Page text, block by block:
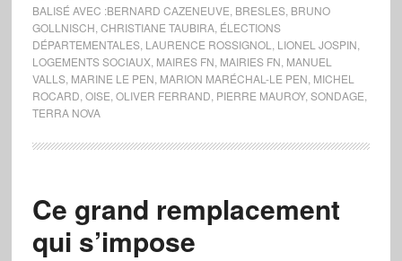
BALISÉ AVEC :BERNARD CAZENEUVE BRESLES, BRUNO
GOLLNISCH CHRISTIANE TAUBIRA, ÉLECTIONS
DÉPARTEMENTALES, LAURENCE ROSSIGNOL LIONEL JOSPIN
LOGEMENTS SOCIAUX, MAIRES FN MAIRIES FN MANUEL
VALLS, MARINE LE PEN MARION MARÉCHAL-LE PEN MICHEL
ROCARD OISE OLIVER FERRAND PIERRE MAUROY, SONDAGE
TERRA NOVA
Ce grand remplacement
qui s’impose